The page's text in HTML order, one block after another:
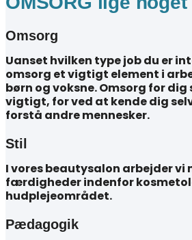
Omsorg
Uanset hvilken type job du er
omsorg et vigtigt element i
børn og voksne. Omsorg for dig
vigtigt, for ved at kende dig
forstå andre mennesker.
Stil
I vores beautysalon arbejder vi
færdigheder indenfor
hudplejeområdet.
Pædagogik